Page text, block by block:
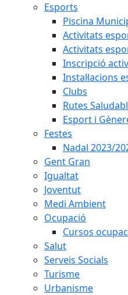
Esports
Piscina
Activitats
Activitats
Inscripció
Instal·lacions
Clubs
Rutes
Esport i
Festes
Nadal 2023/
Gent Gran
Igualtat
Joventut
Medi Ambient
Ocupació
Cursos
Salut
Serveis Socials
Turisme
Urbanisme